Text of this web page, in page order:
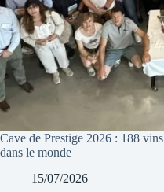
Cave de Prestige 2026 : 188
dans le monde
15/07/2026